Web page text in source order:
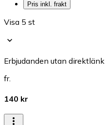
Pris inkl. frakt
Visa 5 st
Erbjudanden utan direktlänk
fr.
140 kr